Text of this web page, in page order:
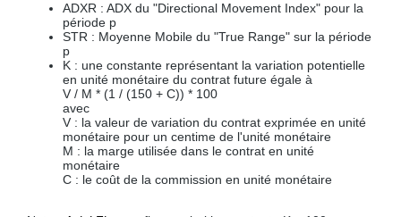
ADXR : ADX du "Directional Movement Index" pour la
période p
STR : Moyenne Mobile du "True Range" sur la période
p
K : une constante représentant la variation potentielle
en unité monétaire du contrat future égale à
V / M * (1 / (150 + C)) * 100
avec
V : la valeur de variation du contrat exprimée en unité
monétaire pour un centime de l'unité monétaire
M : la marge utilisée dans le contrat en unité
monétaire
C : le coût de la commission en unité monétaire